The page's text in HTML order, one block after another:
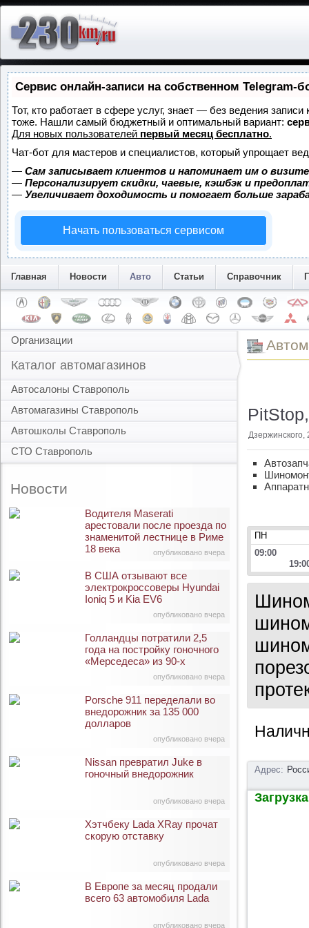
Сервис онлайн-записи на собственном Telegram-
Тот, кто работает в сфере услуг, знает — без ведения
тоже. Нашли самый бюджетный и оптимальный вариант:
Для новых пользователей первый месяц бесплатно.
Чат-бот для мастеров и специалистов, который упрощает
— Сам записывает клиентов и напоминает им о
— Персонализирует скидки, чаевые, кэшбэк и
— Увеличивает доходимость и помогает больше
Начать пользоваться сервисом
Главная Новости Авто Статьи Справочник
Организации
Каталог автомагазинов
Автосалоны Ставрополь
Автомагазины Ставрополь
Автошколы Ставрополь
СТО Ставрополь
Новости
опубликовано вчера
Водителя Maserati
арестовали после проезда по
знаменитой лестнице в Риме
18 века
опубликовано вчера
В США отзывают все
электрокроссоверы Hyundai
Ioniq 5 и Kia EV6
опубликовано вчера
Голландцы потратили 2,5
года на постройку гоночного
«Мерседеса» из 90-х
опубликовано вчера
Porsche 911 переделали во
внедорожник за 135 000
долларов
опубликовано вчера
Nissan превратил Juke в
гоночный внедорожник
опубликовано вчера
Хэтчбеку Lada XRay прочат
скорую отставку
опубликовано вчера
В Европе за месяц продали
всего 63 автомобиля Lada
Дзержинского,
ПН
09:00
Адрес: